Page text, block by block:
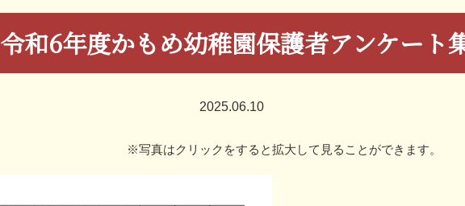
令和6年度かもめ幼稚園保護者アンケー
2025.06.10
※写真はクリックをすると拡大して見ることができます。